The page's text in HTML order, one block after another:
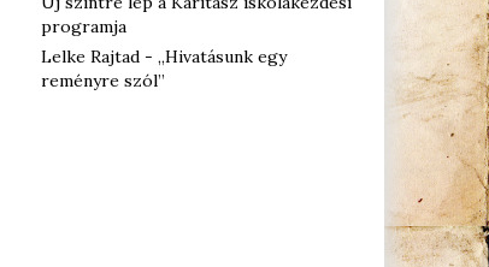
programja
Lelke Rajtad - „Hivatásunk egy
reményre szól”